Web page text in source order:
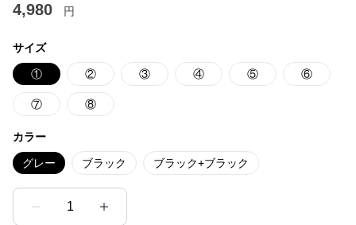
4,980 円
サイズ
① ② ③ ④ ⑤ ⑥
⑦ ⑧
カラー
グレー ブラック ブラック+ブラック
1